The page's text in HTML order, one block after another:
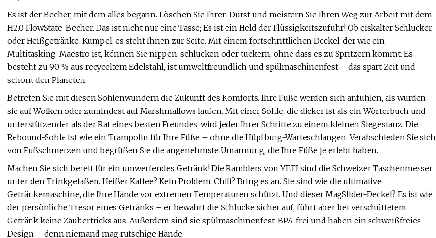
Es ist der Becher, mit dem alles begann. Löschen Sie Ihren Durst und meistern Sie Ihren Weg zur Arbeit mit dem
H2.0 FlowState-Becher. Das ist nicht nur eine Tasse; Es ist ein Held der Flüssigkeitszufuhr! Ob eiskalter Schlucker
oder Heißgetränke-Kumpel, es steht Ihnen zur Seite. Mit einem fortschrittlichen Deckel, der wie ein
Multitasking-Maestro ist, können Sie nippen, schlucken oder tuckern, ohne dass es zu Spritzern kommt. Es
besteht zu 90 % aus recyceltem Edelstahl, ist umweltfreundlich und spülmaschinenfest – das spart Zeit und
schont den Planeten.
Betreten Sie mit diesen Sohlenwundern die Zukunft des Komforts. Ihre Füße werden sich anfühlen, als würden
sie auf Wolken oder zumindest auf Marshmallows laufen. Mit einer Sohle, die dicker ist als ein Wörterbuch und
unterstützender als der Rat eines besten Freundes, wird jeder Ihrer Schritte zu einem kleinen Siegestanz. Die
Rebound-Sohle ist wie ein Trampolin für Ihre Füße – ohne die Hüpfburg-Warteschlangen. Verabschieden Sie sich
von Fußschmerzen und begrüßen Sie die angenehmste Umarmung, die Ihre Füße je erlebt haben.
Machen Sie sich bereit für ein umwerfendes Getränk! Die Ramblers von YETI sind die Schweizer Taschenmesser
unter den Trinkgefäßen. Heißer Kaffee? Kein Problem. Chili? Bring es an. Sie sind wie die ultimative
Getränkemaschine, die Ihre Hände vor extremen Temperaturen schützt. Und dieser MagSlider-Deckel? Es ist wie
der persönliche Tresor eines Getränks – er bewahrt die Schlucke sicher auf, führt aber bei verschüttetem
Getränk keine Zaubertricks aus. Außerdem sind sie spülmaschinenfest, BPA-frei und haben ein schweißfreies
Design – denn niemand mag rutschige Hände.